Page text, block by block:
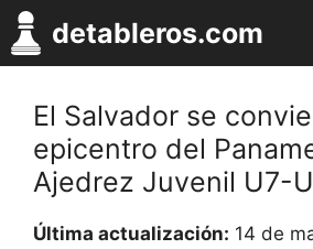
Saltar
al
contenido
detableros.com
El Salvador se
epicentro del
Ajedrez Juvenil U7-
Última actualización: 14 de